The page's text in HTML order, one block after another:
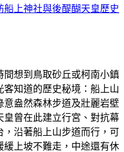
船上神社與後醍醐天皇歷史
想到鳥取砂丘或柯南小鎮
知道的歷史秘境：船上山
意盎然森林步道及壯麗岩壁
皇曾在此建立行宮、對抗幕
，沿著船上山步道而行，可
上坡不難走，中途還有休